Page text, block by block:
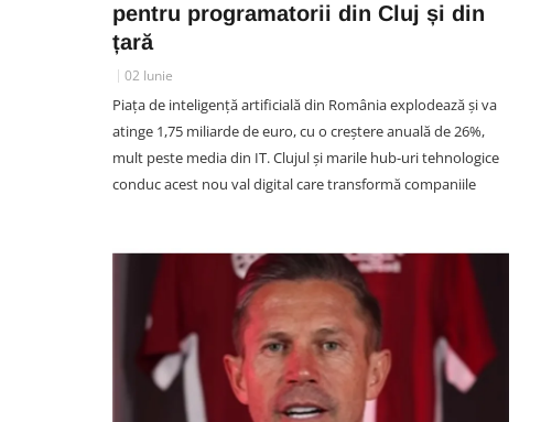
pentru programatorii din Cluj și din
țară
02 Iunie
Piața de inteligență artificială din România explodează și va
atinge 1,75 miliarde de euro, cu o creștere anuală de 26%,
mult peste media din IT. Clujul și marile hub-uri tehnologice
conduc acest nou val digital care transformă companiile